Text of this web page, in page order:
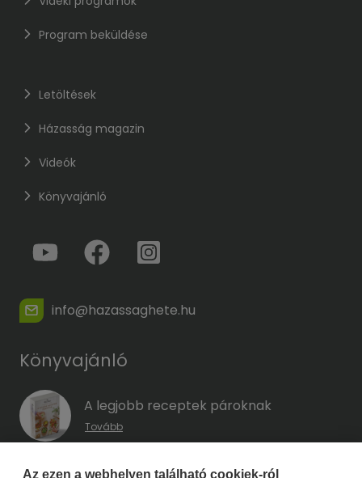
Program beküldése
Letöltések
Házasság magazin
Videók
Könyvajánló
info@hazassaghete.hu
Könyvajánló
A legjobb receptek pároknak
Tovább
A hűség kódja – Hogyan előzd meg a
Az ezen a webhelyen található cookiek-ról